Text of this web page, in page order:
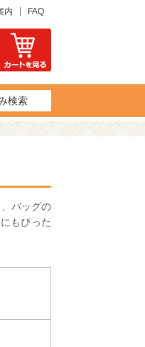
内 FAQ
検索
バッグの
もぴった